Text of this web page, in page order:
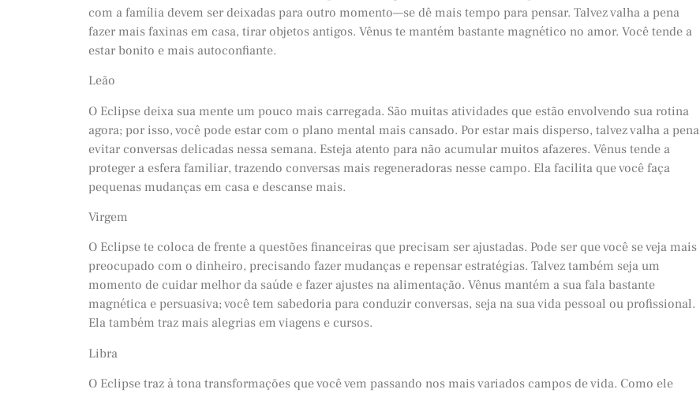
com a família devem ser deixadas para outro momento—se dê mais tempo para pensar. Talvez valha a pena
fazer mais faxinas em casa, tirar objetos antigos. Vênus te mantém bastante magnético no amor. Você tende a
estar bonito e mais autoconfiante.
Leão
O Eclipse deixa sua mente um pouco mais carregada. São muitas atividades que estão envolvendo sua rotina
agora; por isso, você pode estar com o plano mental mais cansado. Por estar mais disperso, talvez valha a pena
evitar conversas delicadas nessa semana. Esteja atento para não acumular muitos afazeres. Vênus tende a
proteger a esfera familiar, trazendo conversas mais regeneradoras nesse campo. Ela facilita que você faça
pequenas mudanças em casa e descanse mais.
Virgem
O Eclipse te coloca de frente a questões financeiras que precisam ser ajustadas. Pode ser que você se veja mais
preocupado com o dinheiro, precisando fazer mudanças e repensar estratégias. Talvez também seja um
momento de cuidar melhor da saúde e fazer ajustes na alimentação. Vênus mantém a sua fala bastante
magnética e persuasiva; você tem sabedoria para conduzir conversas, seja na sua vida pessoal ou profissional.
Ela também traz mais alegrias em viagens e cursos.
Libra
O Eclipse traz à tona transformações que você vem passando nos mais variados campos de vida. Como ele